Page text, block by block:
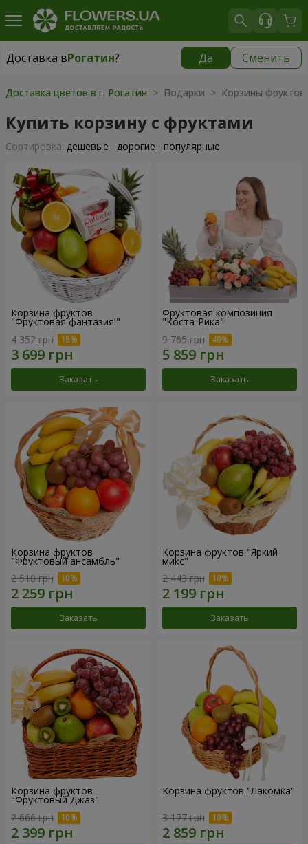
Доставка вРогатин? Да Сменить
Доставка вРогатин|
Доставка цветов в г. Рогатин > Подарки > Корзины фруктов
Купить корзину с фруктами
Cортировка: дешевые дорогие популярные
Корзина фруктов
"Фруктовая фантазия!"
4 352 грн
Заказать
Фруктовая композиция
"Коста-Рика"
9 765 грн
Заказать
Корзина фруктов
"Фруктовый ансамбль"
2 510 грн
Заказать
Корзина фруктов "Яркий
микс"
2 443 грн
Заказать
Корзина фруктов
"Фруктовый Джаз"
2 666 грн
Корзина фруктов "Лакомка"
3 177 грн